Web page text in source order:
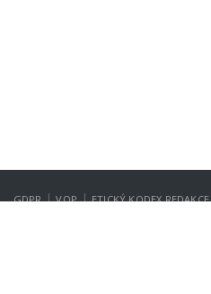
GDPR | VOP | ETICKÝ KODEX REDAKCE